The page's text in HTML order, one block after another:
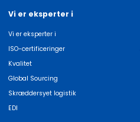
Vi er eksperter i
Vi er eksperter i
ISO-certificeringer
Kvalitet
Global Sourcing
Skræddersyet logistik
EDI